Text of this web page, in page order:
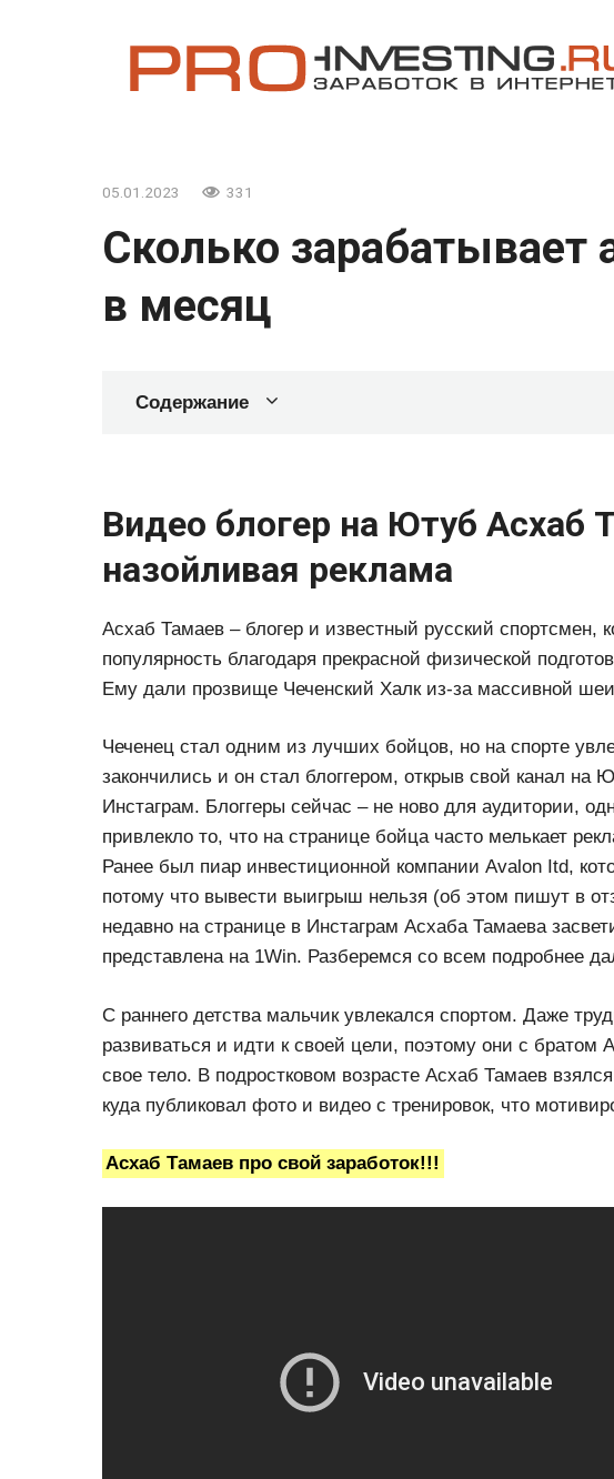
05.01.2023 331
Сколько зарабатывает
в месяц
Содержание
Видео блогер на Ютуб Асхаб
назойливая реклама
Асхаб Тамаев – блогер и известный русский спортсмен,
популярность благодаря прекрасной физической
Ему дали прозвище Чеченский Халк из-за массивной
Чеченец стал одним из лучших бойцов, но на спорте
закончились и он стал блоггером, открыв свой канал на
Инстаграм. Блоггеры сейчас – не ново для аудитории,
привлекло то, что на странице бойца часто мелькает
Ранее был пиар инвестиционной компании Avalon Itd,
потому что вывести выигрыш нельзя (об этом пишут в
недавно на странице в Инстаграм Асхаба Тамаева
представлена на 1Win. Разберемся со всем подробнее
С раннего детства мальчик увлекался спортом. Даже
развиваться и идти к своей цели, поэтому они с братом
свое тело. В подростковом возрасте Асхаб Тамаев
куда публиковал фото и видео с тренировок, что
Асхаб Тамаев про свой заработок!!!